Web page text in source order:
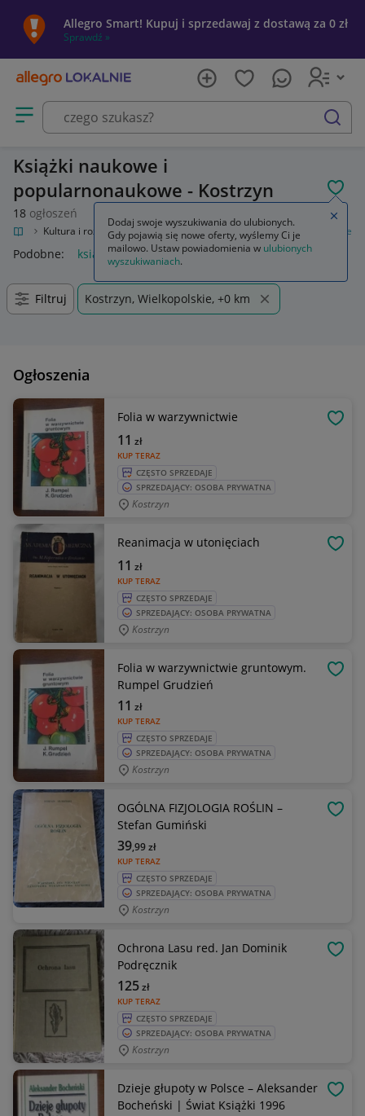
Allegro Smart! Kupuj i sprzedawaj z dostawą za 0 zł
Sprawdź »
Otwórz menu z kategoriami
szukaj
Książki naukowe i
popularnonaukowe - Kostrzyn
18 ogłoszeń
Kultura i rozrywka Książki Książki naukowe i popularnonaukowe
Podobne: książki naukowe i popularnonaukowe
Filtruj Kostrzyn, Wielkopolskie, +0 km
Ogłoszenia
Folia w warzywnictwie
KUP TERAZ
11 zł
CZĘSTO SPRZEDAJE
SPRZEDAJĄCY: OSOBA PRYWATNA
Kostrzyn
Reanimacja w utonięciach
KUP TERAZ
11 zł
CZĘSTO SPRZEDAJE
SPRZEDAJĄCY: OSOBA PRYWATNA
Kostrzyn
Folia w warzywnictwie gruntowym.
Rumpel Grudzień
KUP TERAZ
11 zł
CZĘSTO SPRZEDAJE
SPRZEDAJĄCY: OSOBA PRYWATNA
Kostrzyn
OGÓLNA FIZJOLOGIA ROŚLIN –
Stefan Gumiński
KUP TERAZ
39,99zł
CZĘSTO SPRZEDAJE
SPRZEDAJĄCY: OSOBA PRYWATNA
Kostrzyn
Ochrona Lasu red. Jan Dominik
Podręcznik
KUP TERAZ
125zł
CZĘSTO SPRZEDAJE
SPRZEDAJĄCY: OSOBA PRYWATNA
Kostrzyn
Dzieje głupoty w Polsce – Aleksander
Bocheński | Świat Książki 1996
Dodaj swoje wyszukiwania do ulubionych.
Gdy pojawią się nowe oferty, wyślemy Ci je
mailowo. Ustaw powiadomienia w ulubionych
wyszukiwaniach.